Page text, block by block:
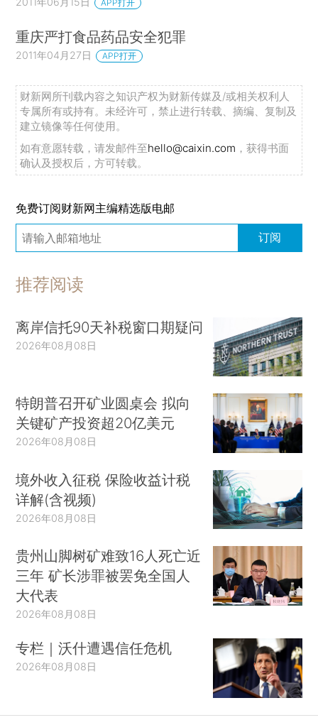
APP打开
重庆严打食品药品安全犯罪
2011年04月27日 APP打开
财新网所刊载内容之知识产权为财新传媒及/或相关权利人
专属所有或持有。未经许可，禁止进行转载、摘编、复制及
建立镜像等任何使用。
如有意愿转载，请发邮件至hello@caixin.com ，获得书面
确认及授权后，方可转载。
免费订阅财新网主编精选版电邮
订阅
推荐阅读
离岸信托90天补税窗口期疑问
2026年08月08日
特朗普召开矿业圆桌会 拟向
关键矿产投资超20亿美元
2026年08月08日
境外收入征税 保险收益计税
详解(含视频)
2026年08月08日
贵州山脚树矿难致16人死亡近
三年 矿长涉罪被罢免全国人
大代表
2026年08月08日
专栏｜沃什遭遇信任危机
2026年08月08日